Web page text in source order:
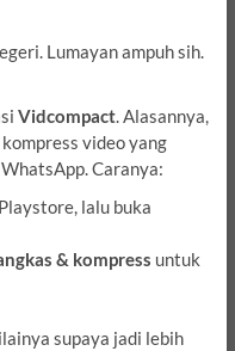
Lumayan ampuh sih.
Vidcompact. Alasannya,
video yang
Caranya:
lalu buka
& kompress untuk
supaya jadi lebih